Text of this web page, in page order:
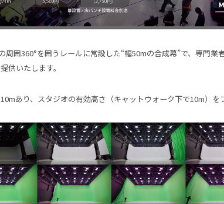
周囲360°を囲うレールに常設した“幅50mの合成幕”で、専門業
供いたします。
あり、スタジオの有効高さ（キャットウォーク下で10m）を